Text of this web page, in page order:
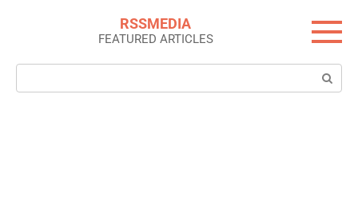
RSSMEDIA
FEATURED ARTICLES
Search: